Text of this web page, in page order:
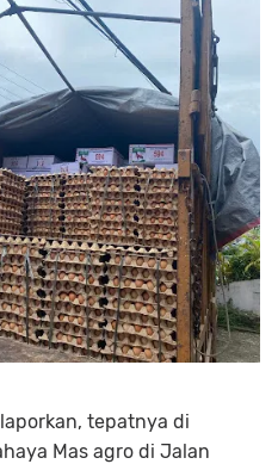
tepatnya di
Mas agro di Jalan